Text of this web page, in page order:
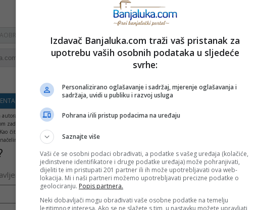
VIDEO PRIJAVI GREŠKU
a ne nužno i stavove internet portala Banjaluka.com. Molimo korisnike da se suzdrže od vrijeđanja,
zadržava pravo da obriše komentar bez najave i objašnjenja. Zbog velikog broja komentara Banjaluka.com
čitalac takođe prihvatate mogućnost da među komentarima mogu biti pronađeni sadržaji koji mogu biti
i uvjerenjima.
Sva polja su obavezna!
Izdavač Banjaluka.com traži vaš pristanak za
upotrebu vaših osobnih podataka u sljedeće
svrhe:
Personalizirano oglašavanje i sadržaj, mjerenje oglašavanja i
sadržaja, uvidi u publiku i razvoj usluga
Pohrana i/ili pristup podacima na uređaju
Saznajte više
Vaši će se osobni podaci obrađivati, a podatke s vašeg uređaja (kolačiće,
jedinstvene identifikatore i druge podatke uređaja) može pohranjivati,
dijeliti te im pristupati 201 partner ili ih može upotrebljavati ova web-
lokacija. Mi i naši partneri možemo upotrebljavati precizne podatke o
geolociranju. Popis partnera.
Neki dobavljači mogu obrađivati vaše osobne podatke na temelju
legitimnog interesa. Ako se ne slažete s tim, u nastavku možete upravljati